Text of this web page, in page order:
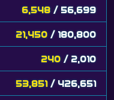
6,548 / 56,699
21,450 / 180,800
240 / 2,010
53,851 / 426,651